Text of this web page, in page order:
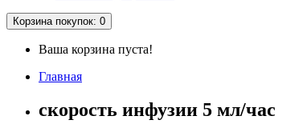
Корзина покупок: 0
Ваша корзина пуста!
Главная
скорость инфузии 5 мл/час